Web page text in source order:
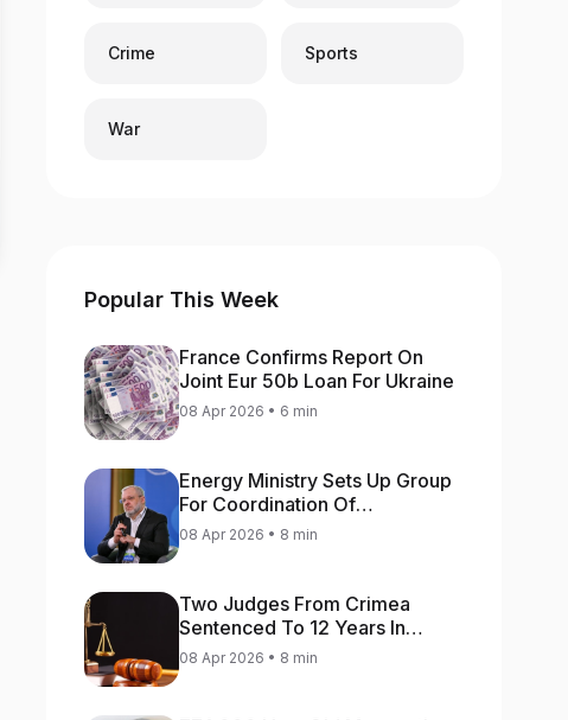
Crime Sports
War
Popular This Week
France Confirms Report On
Joint Eur 50b Loan For Ukraine
08 Apr 2026 • 6 min
Energy Ministry Sets Up Group
For Coordination Of
International Aid For Prompt
08 Apr 2026 • 8 min
Two Judges From Crimea
Sentenced To 12 Years In
Prison For Treason
08 Apr 2026 • 8 min